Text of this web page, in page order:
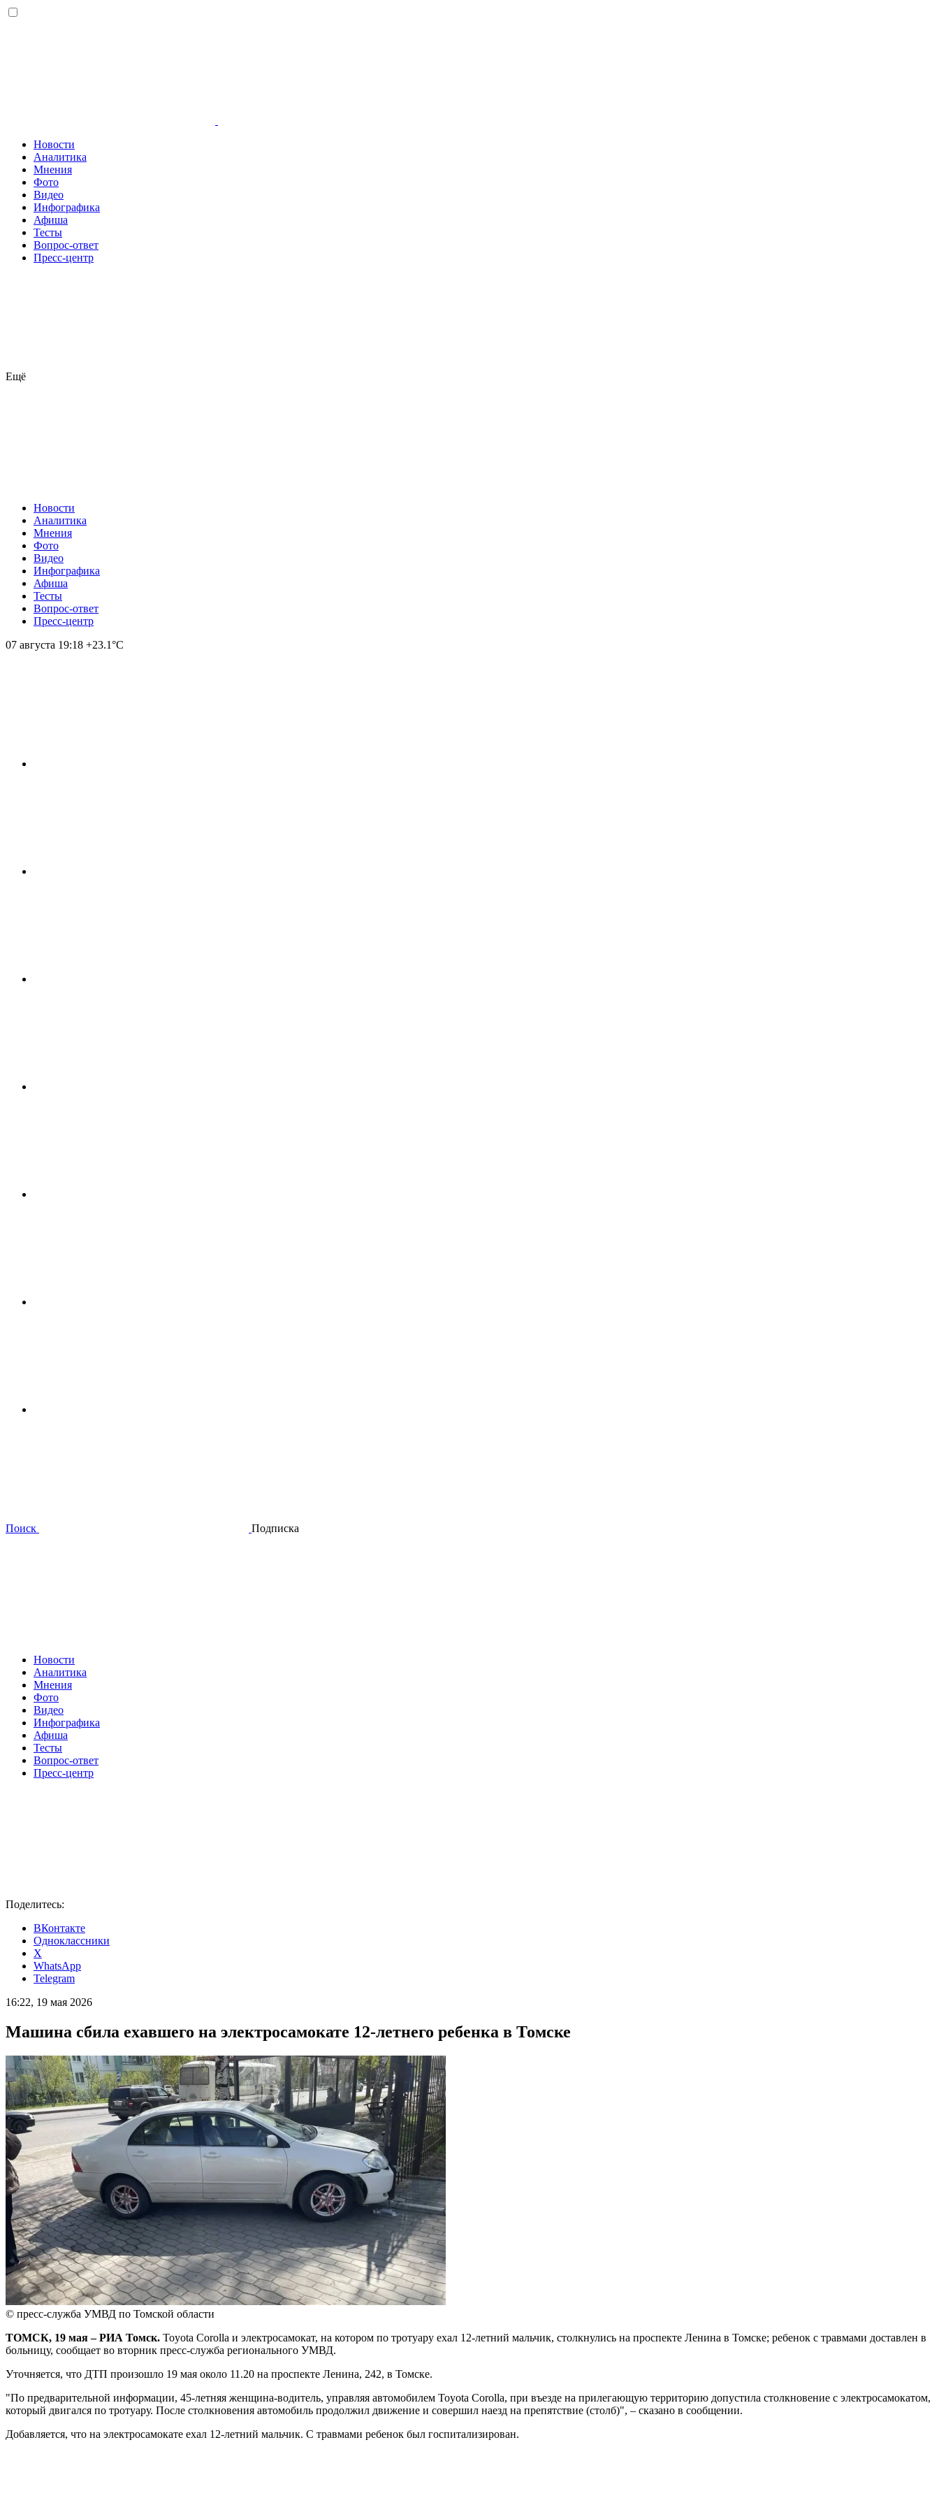
Новости
Аналитика
Мнения
Фото
Видео
Инфографика
Афиша
Тесты
Вопрос-ответ
Пресс-центр
Ещё
Новости
Аналитика
Мнения
Фото
Видео
Инфографика
Афиша
Тесты
Вопрос-ответ
Пресс-центр
07 августа 19:18 +23.1°С
Поиск Подписка
Новости
Аналитика
Мнения
Фото
Видео
Инфографика
Афиша
Тесты
Вопрос-ответ
Пресс-центр
Поделитесь:
ВКонтакте
Одноклассники
X
WhatsApp
Telegram
16:22, 19 мая 2026
Машина сбила ехавшего на электросамокате 12-летнего ребенка в Томске
© пресс-служба УМВД по Томской области
ТОМСК, 19 мая – РИА Томск. Toyota Corolla и электросамокат, на котором по тротуару ехал 12-летний мальчик, столкнулись на проспекте Ленина в Томске; ребенок с травмами доставлен в
больницу, сообщает во вторник пресс-служба регионального УМВД.
Уточняется, что ДТП произошло 19 мая около 11.20 на проспекте Ленина, 242, в Томске.
"По предварительной информации, 45-летняя женщина-водитель, управляя автомобилем Toyota Corolla, при въезде на прилегающую территорию допустила столкновение с электросамокатом,
который двигался по тротуару. После столкновения автомобиль продолжил движение и совершил наезд на препятствие (столб)", – сказано в сообщении.
Добавляется, что на электросамокате ехал 12-летний мальчик. С травмами ребенок был госпитализирован.